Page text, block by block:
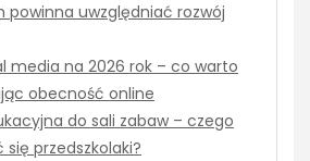
powinna uwzględniać rozwój
media na 2026 rok – co warto
obecność online
do sali zabaw – czego
przedszkolaki?